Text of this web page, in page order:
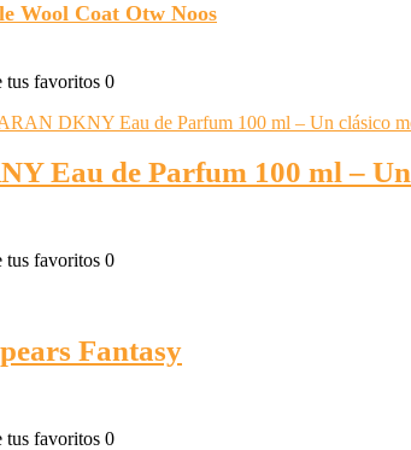
Wool Coat Otw Noos
tus favoritos 0
Eau de Parfum 100 ml –
tus favoritos 0
Fantasy
tus favoritos 0